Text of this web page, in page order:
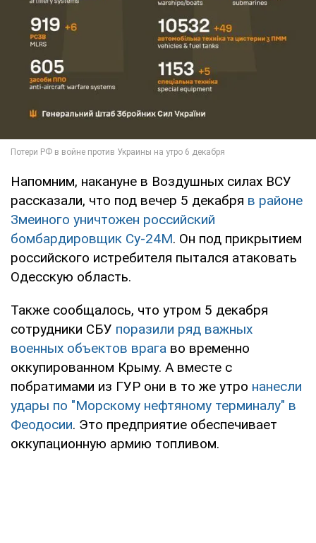
Напомним, накануне в Воздушных силах ВСУ
рассказали, что под вечер 5 декабря в районе
Змеиного уничтожен российский
бомбардировщик Су-24М. Он под прикрытием
российского истребителя пытался атаковать
Одесскую область.
Также сообщалось, что утром 5 декабря
сотрудники СБУ поразили ряд важных
военных объектов врага во временно
оккупированном Крыму. А вместе с
побратимами из ГУР они в то же утро нанесли
удары по "Морскому нефтяному терминалу" в
Феодосии. Это предприятие обеспечивает
оккупационную армию топливом.